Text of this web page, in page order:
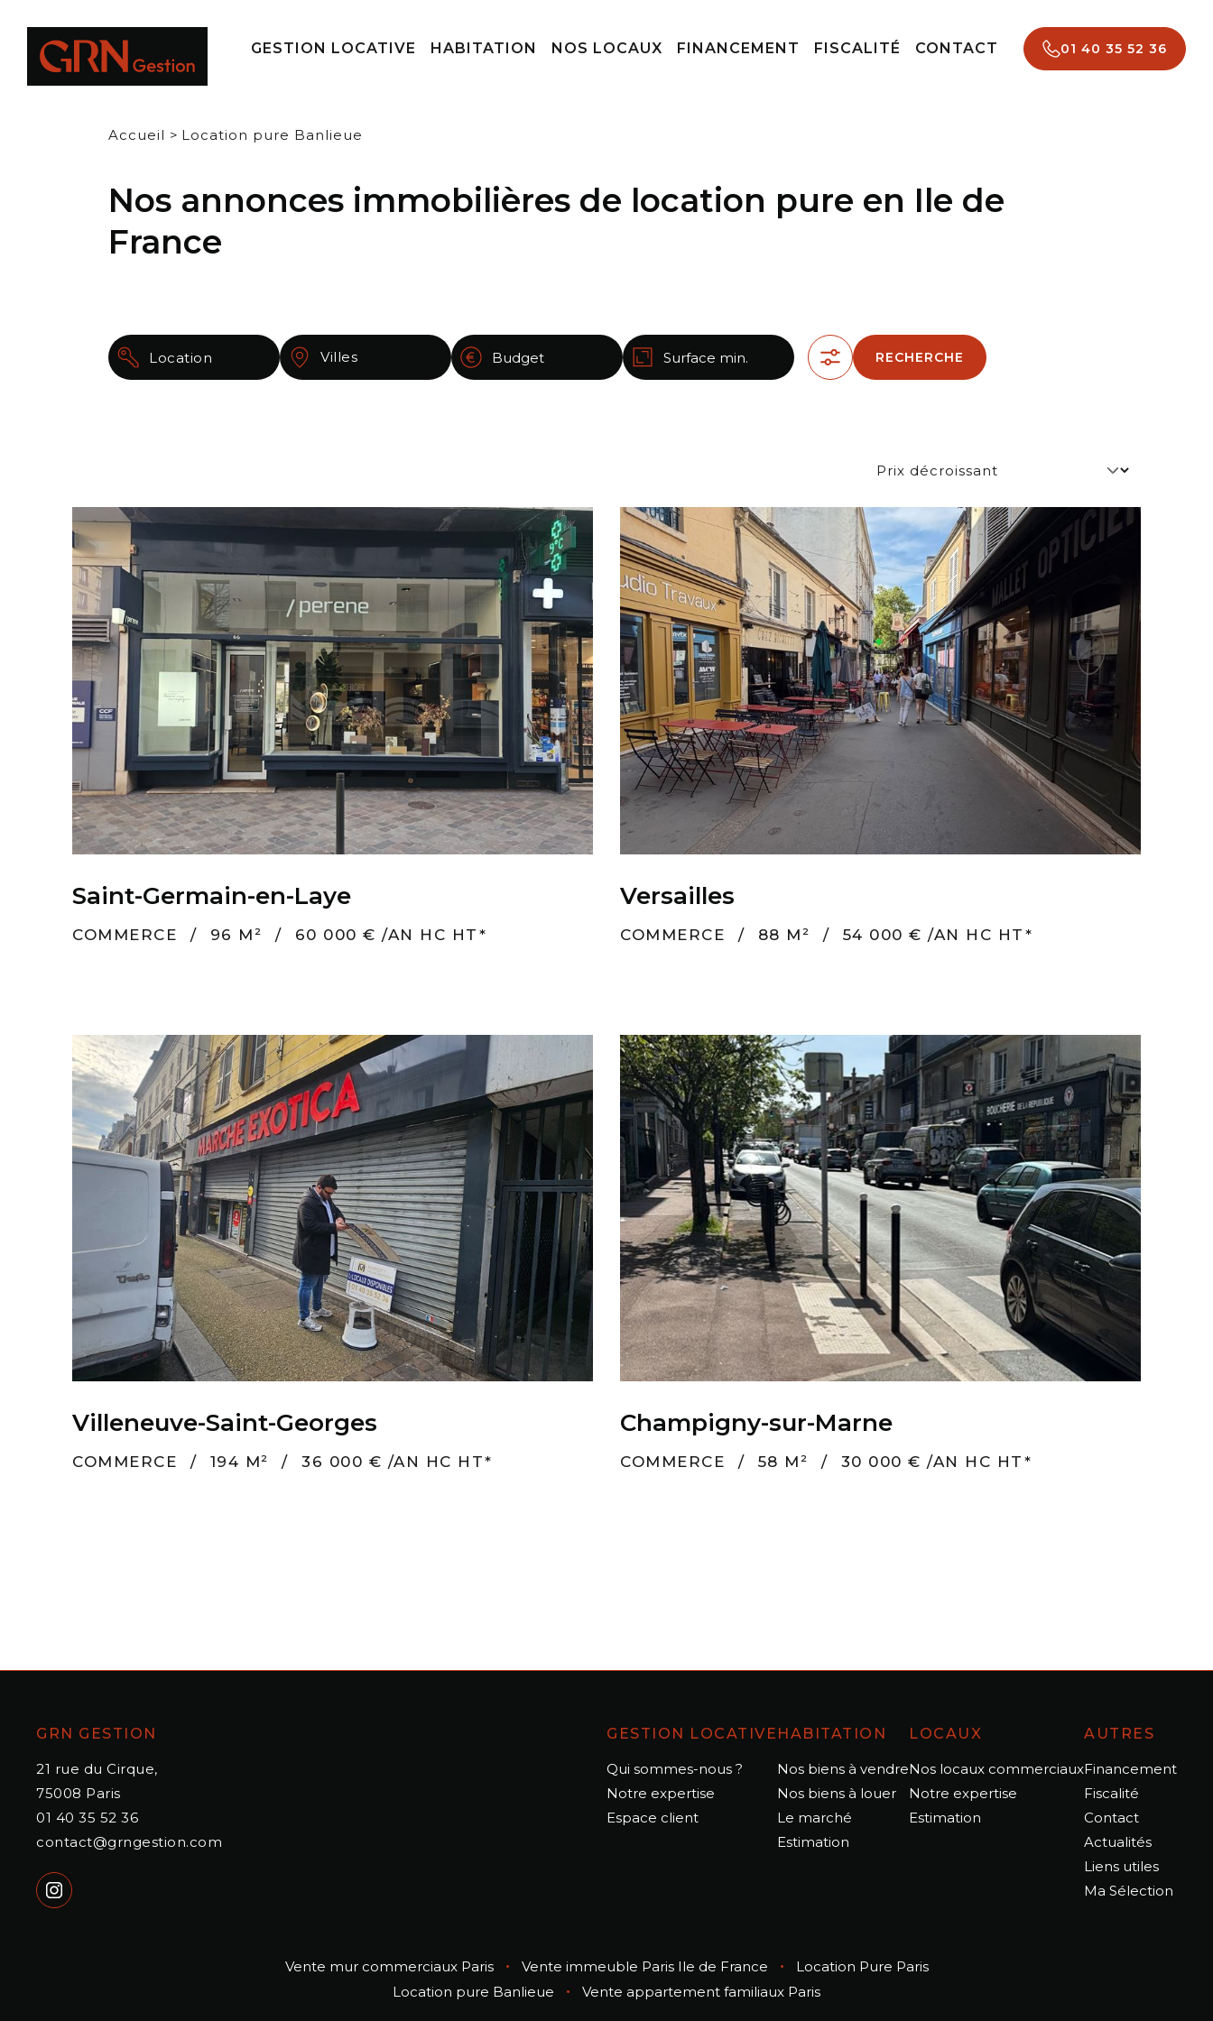
GESTION LOCATIVE HABITATION NOS LOCAUX FINANCEMENT FISCALITÉ CONTACT 01 40 35 52 36
Accueil > Location pure Banlieue
Nos annonces immobilières de location pure en Ile de
France
Location Villes Budget Surface min.
Saint-Germain-en-Laye
COMMERCE / 96 M² / 60 000 € /AN HC HT*
Versailles
COMMERCE / 88 M² / 54 000 € /AN HC HT*
Villeneuve-Saint-Georges
COMMERCE / 194 M² / 36 000 € /AN HC HT*
Champigny-sur-Marne
COMMERCE / 58 M² / 30 000 € /AN HC HT*
GRN GESTION
21 rue du Cirque,
75008 Paris
01 40 35 52 36
contact@grngestion.com
GESTION LOCATIVE
Qui sommes-nous ?
Notre expertise
Espace client
HABITATION
Nos biens à vendre
Nos biens à louer
Le marché
Estimation
LOCAUX
Nos locaux commerciaux
Notre expertise
Estimation
AUTRES
Financement
Fiscalité
Contact
Actualités
Liens utiles
Ma Sélection
Vente mur commerciaux Paris • Vente immeuble Paris Ile de France •
Location Pure Paris
Location pure Banlieue
• Vente appartement familiaux Paris